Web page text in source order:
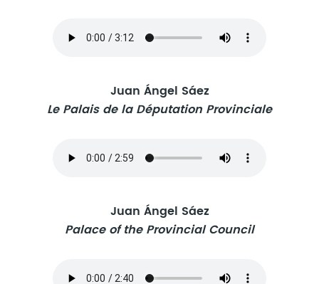
Juan Ángel Sáez
Le Palais de la Députation Provinciale
Juan Ángel Sáez
Palace of the Provincial Council